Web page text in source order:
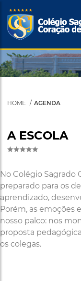
Tecle ENTER
HOME AGENDA
A ESCOLA
No Colégio Sagrado
preparado para os
aprendizado,
Porém, as emoções
nosso palco: nos
proposta
os colegas.